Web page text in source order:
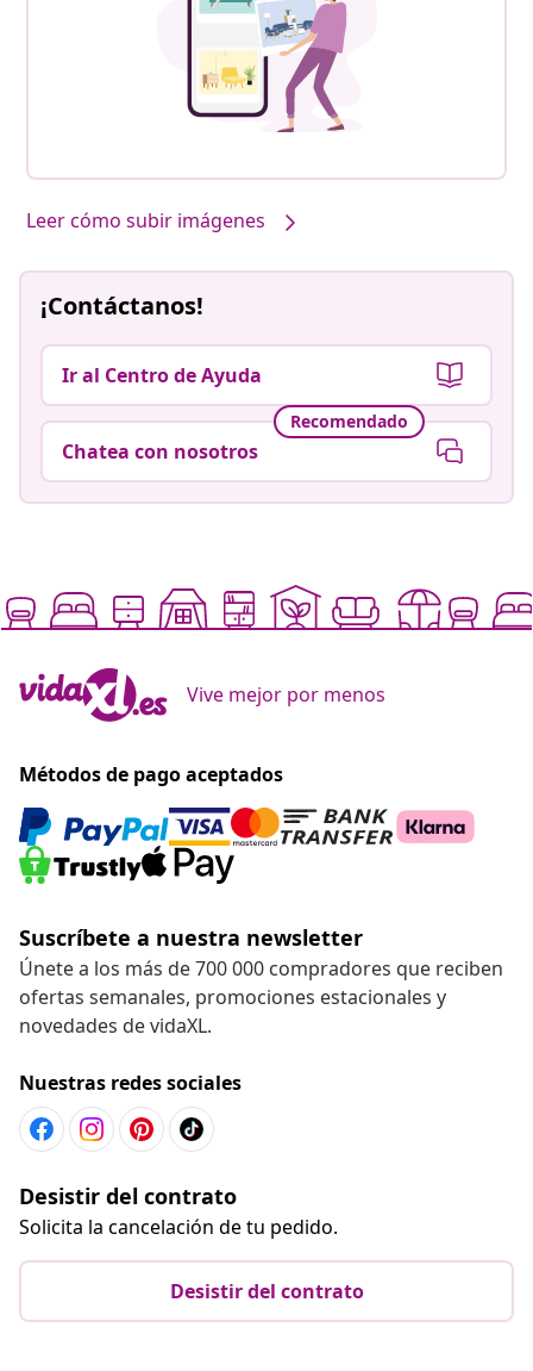
Nuestros productos, con tu estilo #sharemevidaxl
Leer cómo subir imágenes
¡Contáctanos!
Ir al Centro de Ayuda
Chatea con nosotros
Métodos de pago aceptados
Suscríbete a nuestra newsletter
Únete a los más de 700 000 compradores que reciben
novedades de vidaXL.
Nuestras redes sociales
Desistir del contrato
Solicita la cancelación de tu pedido.